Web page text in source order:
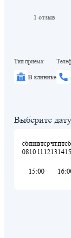
1 отзыв
Тип приема:
В клинике
Выберите
сб
08
пн
10
вт
11
ср
12
чт
13
пт
14
сб
15
15:00